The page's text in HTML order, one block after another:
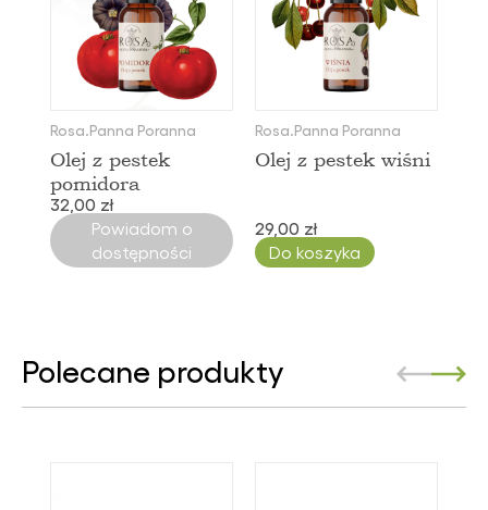
Rosa.Panna Poranna
Olej z pestek
pomidora
32,00 zł
Powiadom o
dostępności
Rosa.Panna Poranna
Olej z pestek wiśni
29,00 zł
Do koszyka
Polecane produkty